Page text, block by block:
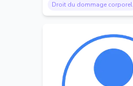
Droit du dommage corporel